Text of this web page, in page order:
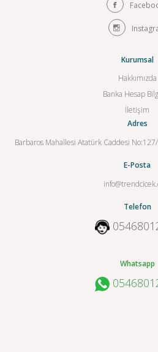
Kurumsal
Hakkımızda
Banka Hesap
İletişim
Adres
Barbaros Mahallesi Atatürk Caddesi
E-Posta
Telefon
Whatsapp